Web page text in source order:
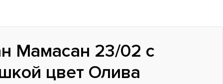
Мамасан 23/02 с
цвет Олива